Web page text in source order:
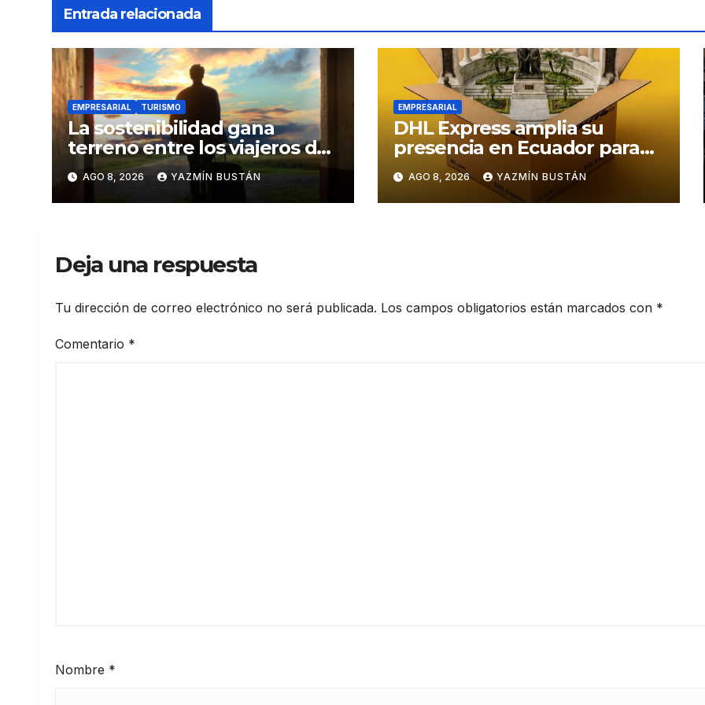
Entrada relacionada
EMPRESARIAL TURISMO
La sostenibilidad gana
terreno entre los viajeros de
negocios
AGO 8, 2026 YAZMÍN BUSTÁN
EMPRESARIAL
DHL Express amplia su
presencia en Ecuador para
responder al crecimiento de
las exportaciones
AGO 8, 2026 YAZMÍN BUSTÁN
Deja una respuesta
Tu dirección de correo electrónico no será publicada. Los campos obligatorios están marcados con *
Comentario *
Nombre *